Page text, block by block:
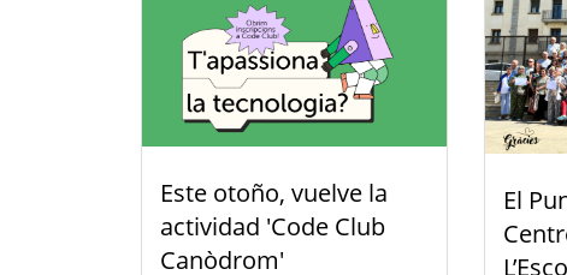
Este otoño, vuelve la
actividad 'Code Club
Canòdrom'
El